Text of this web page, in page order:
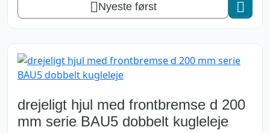
Nyeste først
drejeligt hjul med frontbremse d 200
mm serie BAU5 dobbelt kugleleje